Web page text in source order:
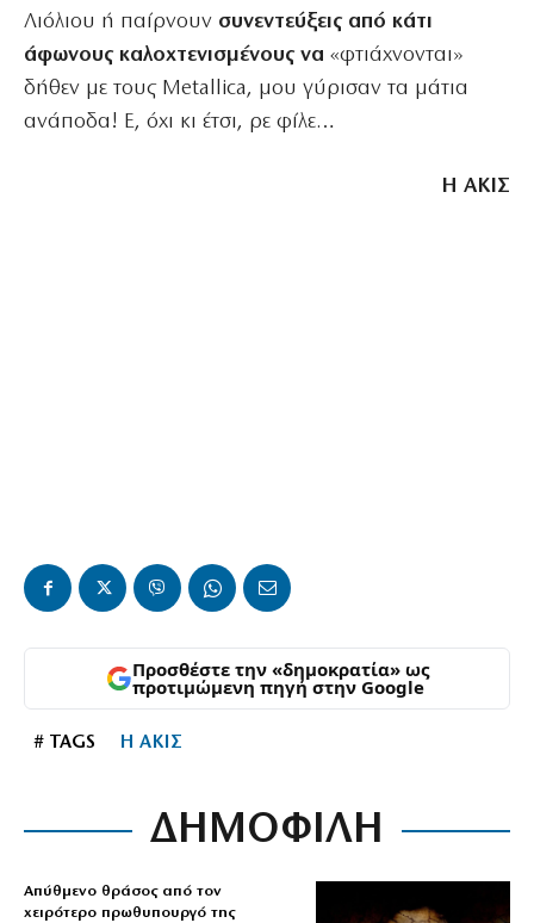
Λιόλιου ή παίρνουν συνεντεύξεις από κάτι
άφωνους καλοχτενισμένους να «φτιάχνονται»
δήθεν με τους Metallica, μου γύρισαν τα μάτια
ανάποδα! Ε, όχι κι έτσι, ρε φίλε…
Η ΑΚΙΣ
Προσθέστε την «δημοκρατία» ως
προτιμώμενη πηγή στην Google
# TAGS Η ΑΚΙΣ
ΔΗΜΟΦΙΛΗ
Απύθμενο θράσος από τον
χειρότερο πρωθυπουργό της